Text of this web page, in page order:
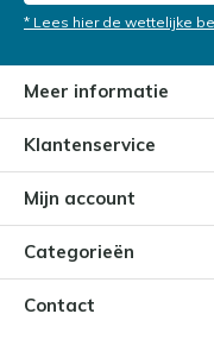
* Lees hier de wettelijke
Meer informatie
Klantenservice
Mijn account
Categorieën
Contact